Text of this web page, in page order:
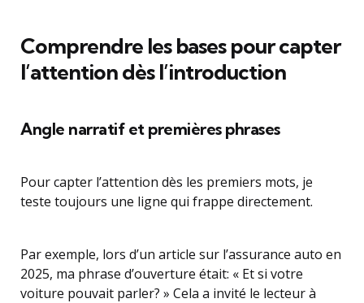
Comprendre les bases pour capter
l’attention dès l’introduction
Angle narratif et premières phrases
Pour capter l’attention dès les premiers mots, je
teste toujours une ligne qui frappe directement.
Par exemple, lors d’un article sur l’assurance auto en
2025, ma phrase d’ouverture était: « Et si votre
voiture pouvait parler? » Cela a invité le lecteur à